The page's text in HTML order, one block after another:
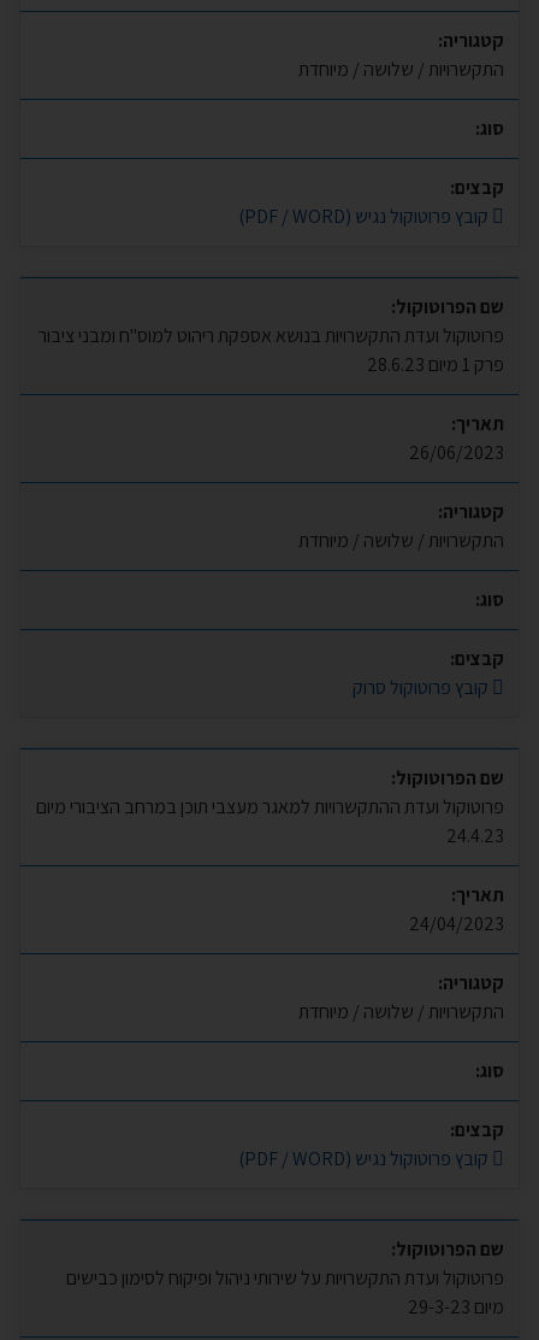
קטגוריה:
התקשרויות / שלושה / מיוחדת
סוג:
קבצים:
קובץ פרוטוקול נגיש (PDF / WORD)
שם הפרוטוקול:
פרוטוקול ועדת התקשרויות בנושא אספקת ריהוט למוס"ח ומבני ציבור
פרק 1 מיום 28.6.23
תאריך:
26/06/2023
קטגוריה:
התקשרויות / שלושה / מיוחדת
סוג:
קבצים:
קובץ פרוטוקול סרוק
שם הפרוטוקול:
פרוטוקול ועדת ההתקשרויות למאגר מעצבי תוכן במרחב הציבורי מיום
24.4.23
תאריך:
24/04/2023
קטגוריה:
התקשרויות / שלושה / מיוחדת
סוג:
קבצים:
קובץ פרוטוקול נגיש (PDF / WORD)
שם הפרוטוקול:
פרוטוקול ועדת התקשרויות על שירותי ניהול ופיקוח לסימון כבישים
מיום 29-3-23